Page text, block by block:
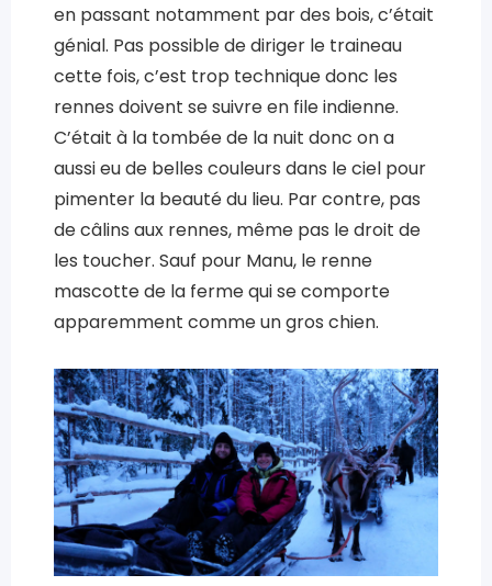
en passant notamment par des bois, c’était
génial. Pas possible de diriger le traineau
cette fois, c’est trop technique donc les
rennes doivent se suivre en file indienne.
C’était à la tombée de la nuit donc on a
aussi eu de belles couleurs dans le ciel pour
pimenter la beauté du lieu. Par contre, pas
de câlins aux rennes, même pas le droit de
les toucher. Sauf pour Manu, le renne
mascotte de la ferme qui se comporte
apparemment comme un gros chien.